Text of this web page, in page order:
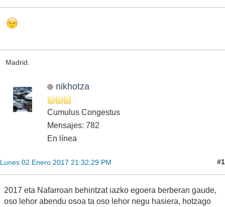
Madrid.
nikhotza
Cumulus Congestus
Mensajes: 782
En línea
Lunes 02 Enero 2017 21:32:29 PM #1
2017 eta Nafarroan behintzat iazko egoera berberan gaude,
oso lehor abendu osoa ta oso lehor negu hasiera, hotzago